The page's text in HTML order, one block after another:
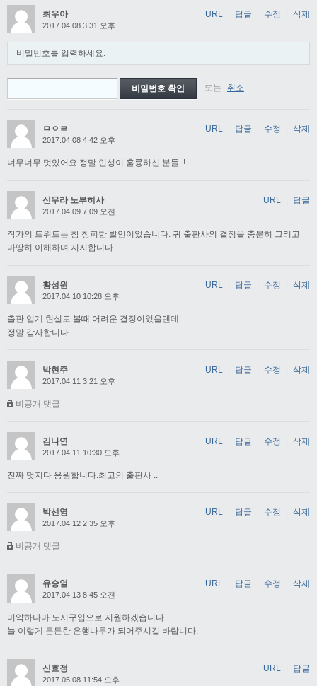
최우아
2017.04.08 3:31 오후
비밀번호를 입력하세요.
또는 취소
URL 답글 수정 삭제
ㅁㅇㄹ
2017.04.08 4:42 오후
너무너무 멋있어요 정말 인성이 훌륭하신 분들..!
URL 답글 수정 삭제
신무라 노부히사
2017.04.09 7:09 오전
작가의 트위트는 참 창피한 발언이었습니다. 귀 출판사의 결정을 충분히 그리고
마땅히 이해하며 지지합니다.
URL 답글
황성원
2017.04.10 10:28 오후
출판 업계 현실로 볼때 어려운 결정이었을텐데
정말 감사합니다
URL 답글 수정 삭제
박현주
2017.04.11 3:21 오후
비공개 댓글
URL | 답글 | 수정 | 삭제
김나연
2017.04.11 10:30 오후
진짜 멋지다 응원합니다.최고의 출판사 ..
URL | 답글 | 수정 | 삭제
박선영
2017.04.12 2:35 오후
비공개 댓글
URL 답글 수정 삭제
유승열
2017.04.13 8:45 오전
미약하나마 도서구입으로 지원하겠습니다.
늘 이렇게 든든한 은행나무가 되어주시길 바랍니다.
URL 답글 수정 삭제
신효정
2017.05.08 11:54 오후
URL 답글